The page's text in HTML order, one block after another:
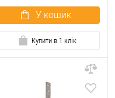
У кошик
Купити в 1 клік